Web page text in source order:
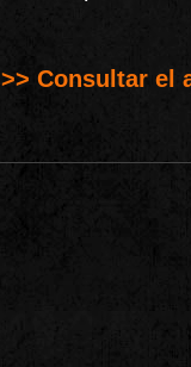
>> Consultar el